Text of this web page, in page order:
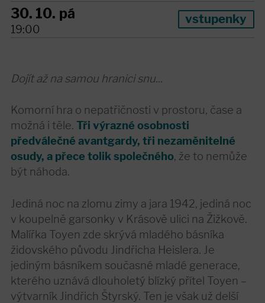
30. 10.
19:00
pá vstupenky
Dojít až na samou hranici snu...
Komorní hra o nepatřičnosti v prostoru, čase a
možná i těle.Tři výrazné osobnosti
předválečné avantgardy, tři nezaměnitelné
osudy, a přece tolik společného, že to nemůže
být náhoda.
Jediná noc na zlomu zimy a jara 1942, jediná noc
v koupelně garsonky v Krásově ulici na Žižkově.
Malířka Toyen zde skrývá mladého básníka
židovského původu Jindřicha Heislera. Je
jediným básníkem současné mladé generace,
kterého uznává dlouholetý blízký přítel Toyen –
výtvarník Jindřich Štyrský. Ten je však už delší